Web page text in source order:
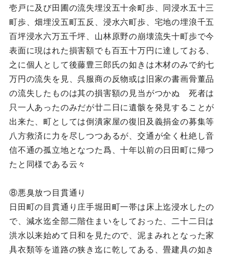
壱戸に及び田圃の流失埋没五十余町歩、同浸水五十三
町歩、畑埋没五町五反、浸水六町歩、宅地の埋浪千五
百坪浸水六万五千坪、山林原野の崩壊流失十町歩で今
表面に現はれた損害額でも百五十万円に達しておる、
之に個人として後藤豊三郎氏の如きは木材のみで約七
万円の流失を見、呉服商の反物或は旧家の書画骨董品
の流失したものは其の損害額の見当がつかぬ 死者は
只一人あったのみだが廿二日に遺骸を発見することが
出来た、町としては倒潰家屋の復旧及義捐金の募集等
八方救済に力を尽しつつあるが、交通が全く杜絶し音
信不通の孤立地となつた爲、十年以前の日田町に帰つ
たと同様である云々
⑧悪臭放つ目貫通り
日田町の目貫通り庄手堀田町一帯は床上迄浸水したの
で、減水迄全部二階住まいをしておった、二十二日は
洪水以来始めて日和を見たので、泥まみれとなった家
具衣類等を道路の狭き迄に乾してある、畳建具の如き